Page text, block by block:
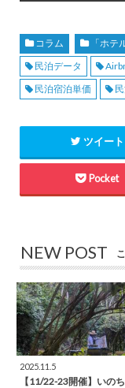
コラム
「ホテ
民泊データ
民泊宿泊単価
ツイート
Pocket
NEW POST
2025.11.5
【11/22-23開催】いの